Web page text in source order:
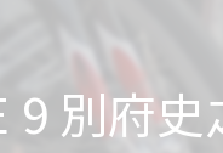
いて
9 別府史